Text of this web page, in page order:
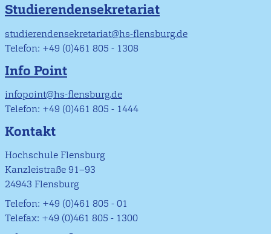
Studierendensekretariat
studierendensekretariat@hs-flensburg.de
Telefon: +49 (0)461 805 - 1308
Info Point
infopoint@hs-flensburg.de
Telefon: +49 (0)461 805 - 1444
Kontakt
Hochschule Flensburg
Kanzleistraße 91–93
24943 Flensburg
Telefon: +49 (0)461 805 - 01
Telefax: +49 (0)461 805 - 1300